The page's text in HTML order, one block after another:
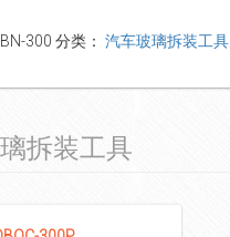
300 分类： 汽车玻璃拆装工具
拆装工具